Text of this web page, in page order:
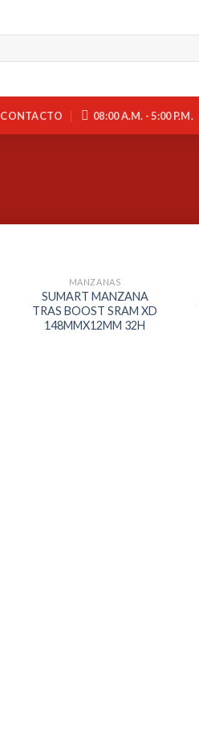
CONTACTO 08:00 A.M. - 5:00 P.M.
MANZANAS
SUMART MANZANA
TRAS BOOST SRAM XD
148MMX12MM 32H